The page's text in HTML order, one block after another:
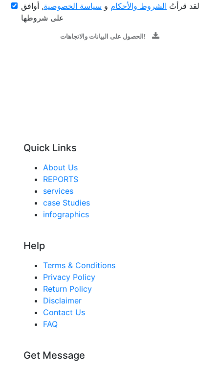
لقد قرأتُ الشروط والأحكام و سياسة الخصوصية, أوافق
على شروطها
الحصول على البيانات والاتجاهات!
Quick Links
About Us
REPORTS
services
case Studies
infographics
Help
Terms & Conditions
Privacy Policy
Return Policy
Disclaimer
Contact Us
FAQ
Get Message